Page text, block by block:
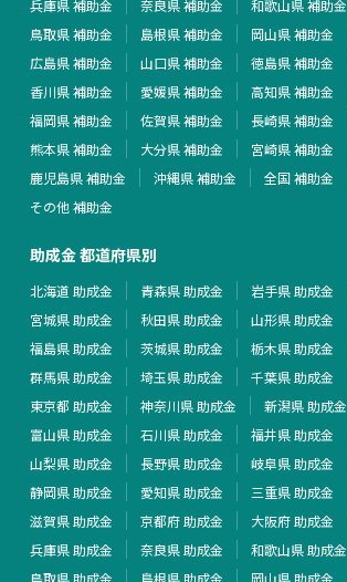
兵庫県 補助金
奈良県 補助金
和歌山県 補助金
鳥取県 補助金
島根県 補助金
岡山県 補助金
広島県 補助金
山口県 補助金
徳島県 補助金
香川県 補助金
愛媛県 補助金
高知県 補助金
福岡県 補助金
佐賀県 補助金
長崎県 補助金
熊本県 補助金
大分県 補助金
宮崎県 補助金
鹿児島県 補助金
沖縄県 補助金
全国 補助金
その他 補助金
助成金 都道府県別
北海道 助成金 青森県 助成金
岩手県 助成金
宮城県 助成金
秋田県 助成金
山形県 助成金
福島県 助成金
茨城県 助成金
栃木県 助成金
群馬県 助成金
埼玉県 助成金
千葉県 助成金
東京都 助成金
神奈川県 助成金
新潟県 助成金
富山県 助成金
石川県 助成金
福井県 助成金
山梨県 助成金
長野県 助成金
岐阜県 助成金
静岡県 助成金
愛知県 助成金
三重県 助成金
滋賀県 助成金
京都府 助成金
大阪府 助成金
兵庫県 助成金
奈良県 助成金
和歌山県 助成金
鳥取県 助成金
島根県 助成金
岡山県 助成金